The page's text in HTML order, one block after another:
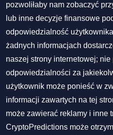
pozwoliłaby nam zobaczyć
lub inne decyzje finansowe
odpowiedzialność
żadnych informacjach
naszej strony internetowej; nie
odpowiedzialności za
użytkownik może ponieść w
informacji zawartych na tej
może zawierać reklamy i inne
CryptoPredictions może